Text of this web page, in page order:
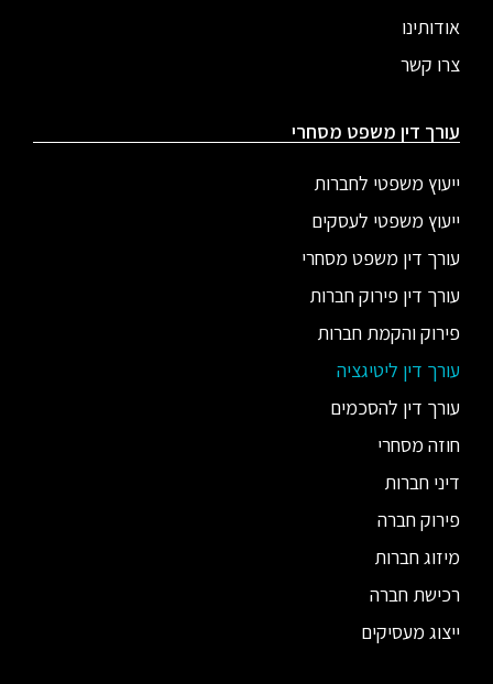
אודותינו
צרו קשר
עורך דין משפט מסחרי
ייעוץ משפטי לחברות
ייעוץ משפטי לעסקים
עורך דין משפט מסחרי
עורך דין פירוק חברות
פירוק והקמת חברות
עורך דין ליטיגציה
עורך דין להסכמים
חוזה מסחרי
דיני חברות
פירוק חברה
מיזוג חברות
רכישת חברה
ייצוג מעסיקים